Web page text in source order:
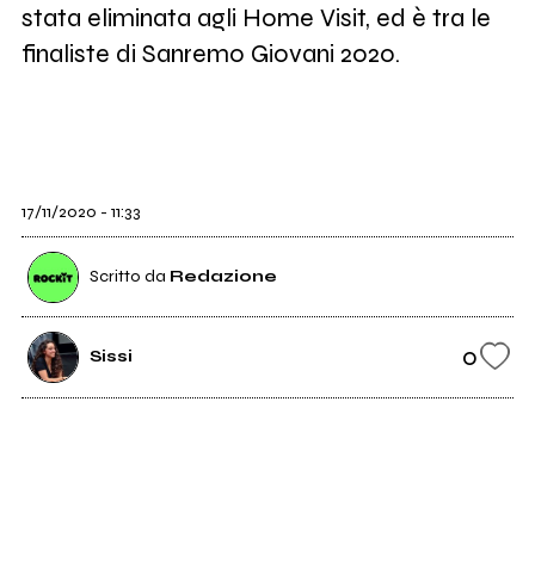
stata eliminata agli Home Visit, ed è tra le
finaliste di Sanremo Giovani 2020.
17/11/2020 - 11:33
Scritto da Redazione
Sissi 0